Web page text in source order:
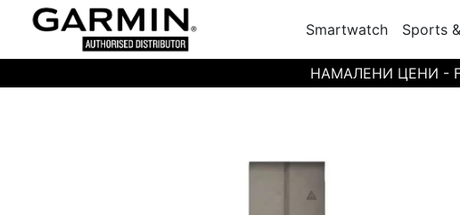
Smartwatch Sports
НАМАЛЕНИ ЦЕНИ -